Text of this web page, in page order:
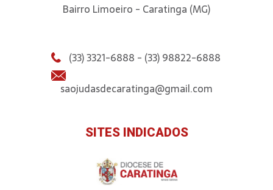
Bairro Limoeiro - Caratinga (MG)
(33) 3321-6888 - (33) 98822-6888
saojudasdecaratinga@gmail.com
SITES INDICADOS